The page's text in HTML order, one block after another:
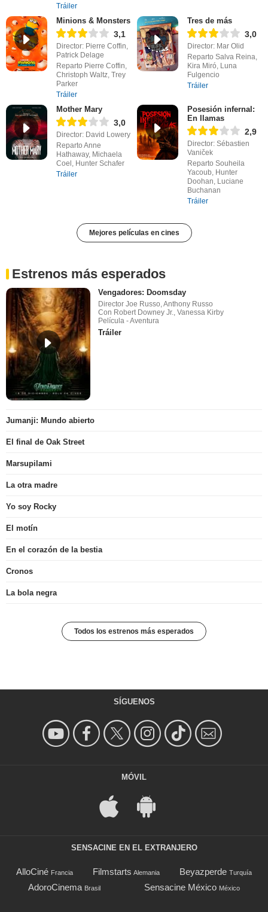
Tráiler
Minions & Monsters
3,1
Director: Pierre Coffin,
Patrick Delage
Reparto Pierre Coffin,
Christoph Waltz, Trey
Parker
Tráiler
Tres de más
3,0
Director: Mar Olid
Reparto Salva Reina,
Kira Miró, Luna
Fulgencio
Tráiler
Mother Mary
3,0
Director: David Lowery
Reparto Anne
Hathaway, Michaela
Coel, Hunter Schafer
Tráiler
Posesión infernal:
En llamas
2,9
Director: Sébastien
Vaniček
Reparto Souheila
Yacoub, Hunter
Doohan, Luciane
Buchanan
Tráiler
Mejores películas en cines
Estrenos más esperados
Vengadores: Doomsday
Director Joe Russo, Anthony Russo
Con Robert Downey Jr., Vanessa Kirby
Película - Aventura
Tráiler
Jumanji: Mundo abierto
El final de Oak Street
Marsupilami
La otra madre
Yo soy Rocky
El motín
En el corazón de la bestia
Cronos
La bola negra
Todos los estrenos más esperados
SÍGUENOS
MÓVIL
SENSACINE EN EL EXTRANJERO
AlloCiné Francia Filmstarts Alemania Beyazperde Turquía
AdoroCinema Brasil Sensacine México México